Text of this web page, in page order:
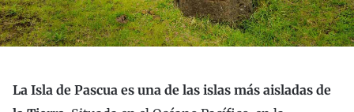
La Isla de Pascua es una de las islas más aisladas de